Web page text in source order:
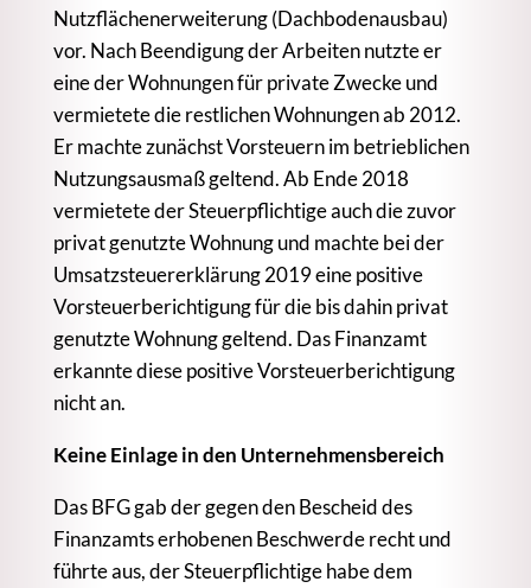
Nutzflächenerweiterung (Dachbodenausbau)
vor. Nach Beendigung der Arbeiten nutzte er
eine der Wohnungen für private Zwecke und
vermietete die restlichen Wohnungen ab 2012.
Er machte zunächst Vorsteuern im betrieblichen
Nutzungsausmaß geltend. Ab Ende 2018
vermietete der Steuerpflichtige auch die zuvor
privat genutzte Wohnung und machte bei der
Umsatzsteuererklärung 2019 eine positive
Vorsteuerberichtigung für die bis dahin privat
genutzte Wohnung geltend. Das Finanzamt
erkannte diese positive Vorsteuerberichtigung
nicht an.
Keine Einlage in den Unternehmensbereich
Das BFG gab der gegen den Bescheid des
Finanzamts erhobenen Beschwerde recht und
führte aus, der Steuerpflichtige habe dem